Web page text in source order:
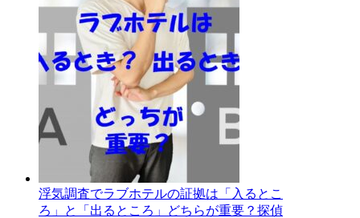
浮気調査でラブホテルの証拠は「入るとこ
ろ」と「出るところ」どちらが重要？探偵